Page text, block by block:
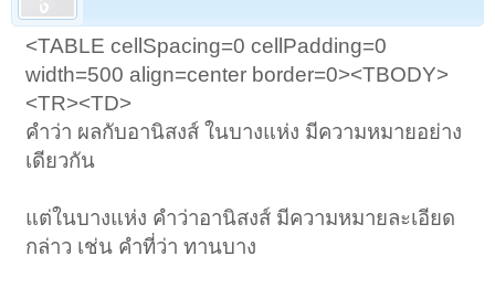
<TABLE cellSpacing=0 cellPadding=0
width=500 align=center border=0><TBODY>
<TR><TD>
คำว่า ผลกับอานิสงส์ ในบางแห่ง มีความหมายอย่าง
เดียวกัน
แต่ในบางแห่ง คำว่าอานิสงส์ มีความหมายละเอียด
กล่าว เช่น คำที่ว่า ทานบาง